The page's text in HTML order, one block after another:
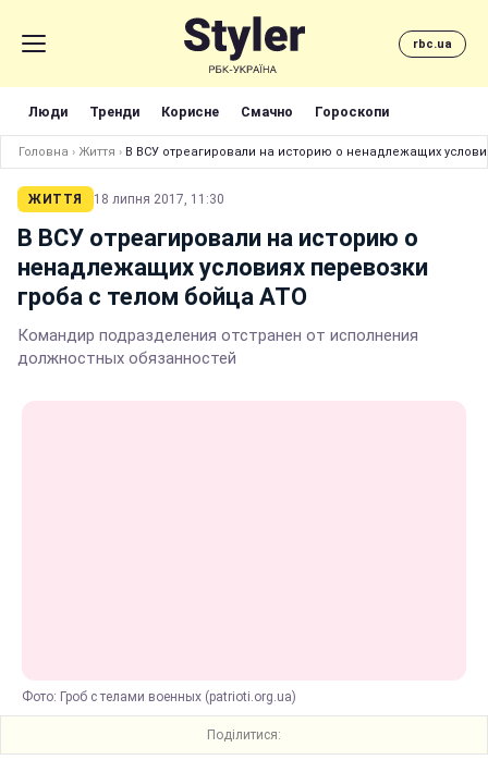
rbc.ua
Люди Тренди Корисне Смачно Гороскопи
Головна › Життя › В ВСУ отреагировали на историю о ненадлежащих
ЖИТТЯ 18 липня 2017, 11:30
В ВСУ отреагировали на историю о
ненадлежащих условиях перевозки
гроба с телом бойца АТО
Командир подразделения отстранен от исполнения
должностных обязанностей
Фото: Гроб с телами военных (patrioti.org.ua)
Поділитися: